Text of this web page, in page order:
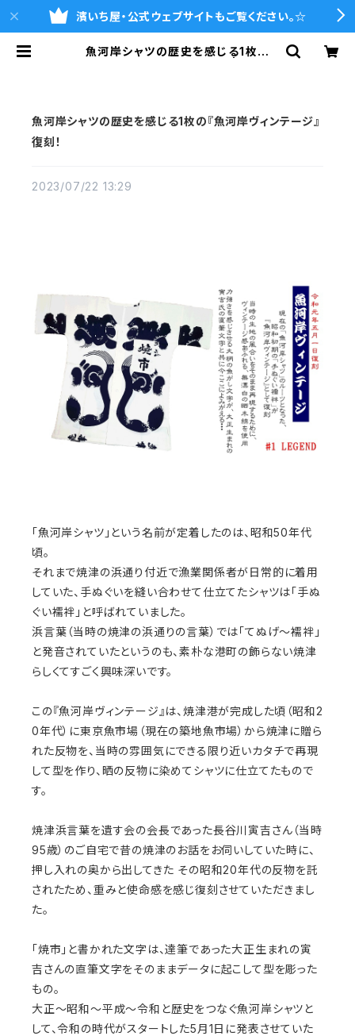
濱いち屋・公式ウェブサイトもご覧ください。☆
魚河岸シャツの歴史を感じる1枚の
魚河岸シャツの歴史を感じる1枚の『魚河岸ヴィンテージ』
復刻！
2023/07/22 13:29
「魚河岸シャツ」という名前が定着したのは、昭和50年代
頃。
それまで焼津の浜通り付近で漁業関係者が日常的に着用
していた、手ぬぐいを縫い合わせて仕立てたシャツは「手ぬ
ぐい襦袢」と呼ばれていました。
浜言葉（当時の焼津の浜通りの言葉）では「てぬげ～襦袢」
と発音されていたというのも、素朴な港町の飾らない焼津
らしくてすごく興味深いです。
この『魚河岸ヴィンテージ』は、焼津港が完成した頃（昭和2
0年代）に東京魚市場（現在の築地魚市場）から焼津に贈ら
れた反物を、当時の雰囲気にできる限り近いカタチで再現
して型を作り、晒の反物に染めてシャツに仕立てたもので
す。
焼津浜言葉を遺す会の会長であった長谷川寅吉さん（当時
95歳）のご自宅で昔の焼津のお話をお伺いしていた時に、
押し入れの奥から出してきた その昭和20年代の反物を託
されたため、重みと使命感を感じ復刻させていただきまし
た。
「焼市」と書かれた文字は、達筆であった大正生まれの寅
吉さんの直筆文字をそのままデータに起こして型を彫った
もの。
大正～昭和～平成～令和と歴史をつなぐ魚河岸シャツと
して、令和の時代がスタートした5月1日に発表させていた